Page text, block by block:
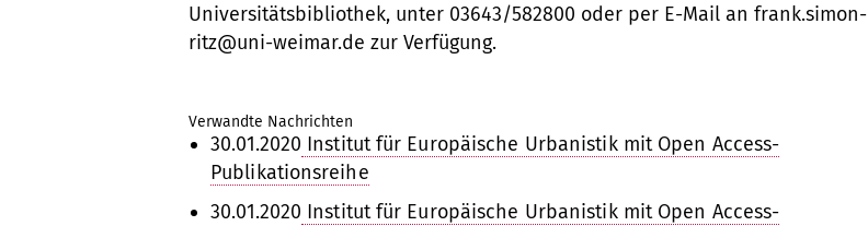
Universitätsbibliothek, unter 03643/582800 oder per E-Mail an frank.simon-
ritz@uni-weimar.de zur Verfügung.
Verwandte Nachrichten
30.01.2020 Institut für Europäische Urbanistik mit Open Access-
Publikationsreihe
30.01.2020 Institut für Europäische Urbanistik mit Open Access-